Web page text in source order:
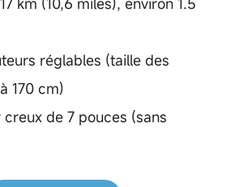
réglables (taille des
170 cm)
de 7 pouces (sans